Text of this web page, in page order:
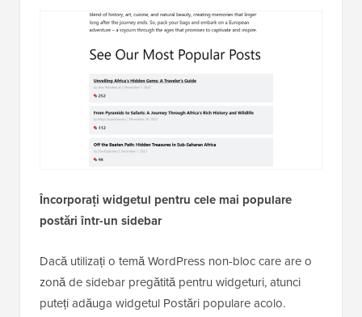
Încorporați widgetul pentru cele mai populare
postări într-un sidebar
Dacă utilizați o temă WordPress non-bloc care are o
zonă de sidebar pregătită pentru widgeturi, atunci
puteți adăuga widgetul Postări populare acolo.